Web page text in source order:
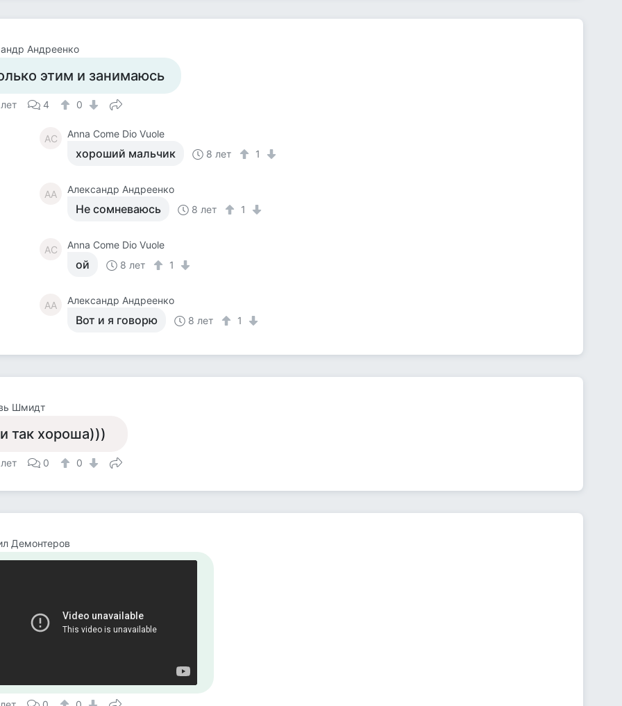
Андреенко
этим и занимаюсь
4 0
AC Anna Come Dio Vuole
хороший мальчик 8 лет 1
АА Александр Андреенко
Не сомневаюсь 8 лет 1
AC Anna Come Dio Vuole
ой 8 лет 1
АА Александр Андреенко
Вот и я говорю 8 лет 1
Шмидт
так хороша)))
0 0
Демонтеров